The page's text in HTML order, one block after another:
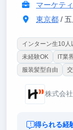
マーケテ
東京都/ 五
インターン生10人
未経験OK
IT業
服装髪型自由
株式会
得られる経